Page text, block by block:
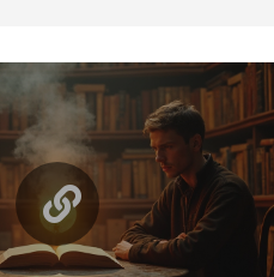
если знает, что искать в
часто становятся
и вызывают обсуждение
создатели кино снова и
этот приём — об этом